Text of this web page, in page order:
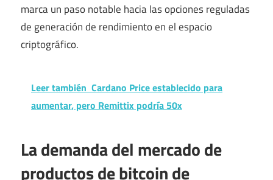
marca un paso notable hacia las opciones reguladas
de generación de rendimiento en el espacio
criptográfico.
Leer también Cardano Price establecido para
aumentar, pero Remittix podría 50x
La demanda del mercado de
productos de bitcoin de